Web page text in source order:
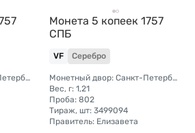
Монетный двор: Санкт-Петербургский монетный двор
Монета 5 копеек 1757
СПБ
VF Серебро
Монетный двор: Санкт-Петербургский монетный двор
Вес, г: 1,21
Проба: 802
Тираж, шт: 3499094
Правитель: Елизавета